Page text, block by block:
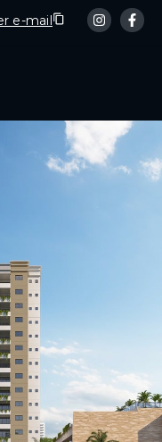
e-mail